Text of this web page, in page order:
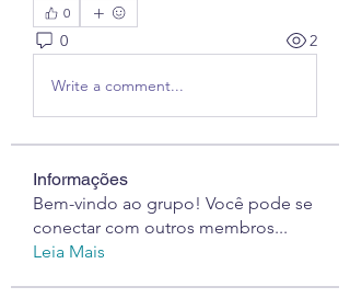
0
0 2
Write a comment...
Informações
Bem-vindo ao grupo! Você pode se
conectar com outros membros...
Leia Mais